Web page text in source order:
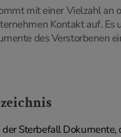
mit einer Vielzahl an
Kontakt auf. Es
des Verstorbenen
der Sterbefall